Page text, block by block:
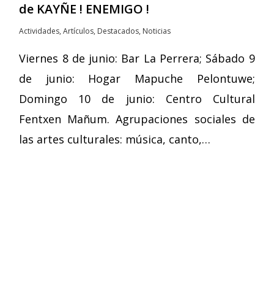
de KAYÑE ! ENEMIGO !
Actividades,Artículos, Destacados, Noticias
Viernes 8 de junio: Bar La Perrera; Sábado 9
de junio: Hogar Mapuche Pelontuwe;
Domingo 10 de junio: Centro Cultural
Fentxen Mañum. Agrupaciones sociales de
las artes culturales: música, canto,…